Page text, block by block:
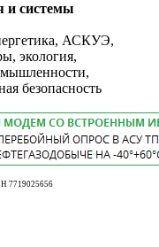
и системы
АСКУЭ,
экология,
безопасность
7719025656